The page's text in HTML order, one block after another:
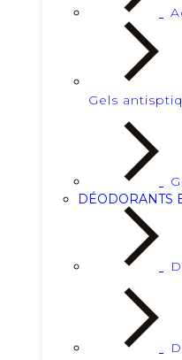
Gels
DÉODORANTS